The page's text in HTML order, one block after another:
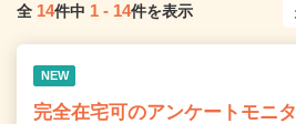
全 14件中 1 - 14件を表示
NEW
完全在宅可のアンケートモニ